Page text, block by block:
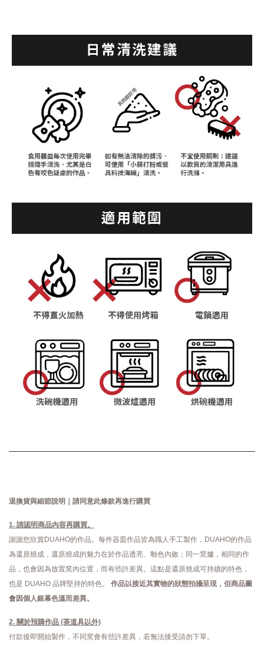
退換貨與細節說明｜請同意此條款再進行購買
1. 請認明商品內容再購買。
謝謝您欣賞DUAHO的作品。每件器皿作品皆為職人手工製作，DUAHO的作品
為還原燒成，還原燒成的魅力在於作品透亮、釉色內斂；同一窯爐，相同的作
品，也會因為放置窯內位置，而有些許差異。這點是還原燒成可持續的特色，
也是 DUAHO 品牌堅持的特色。 作品以接近其實物的狀態拍攝呈現，但商品圖
會因個人銀幕色溫而差異。
2. 關於預購作品 (茶道具以外)
付款後即開始製作，不同窯會有些許差異，若無法接受請勿下單。